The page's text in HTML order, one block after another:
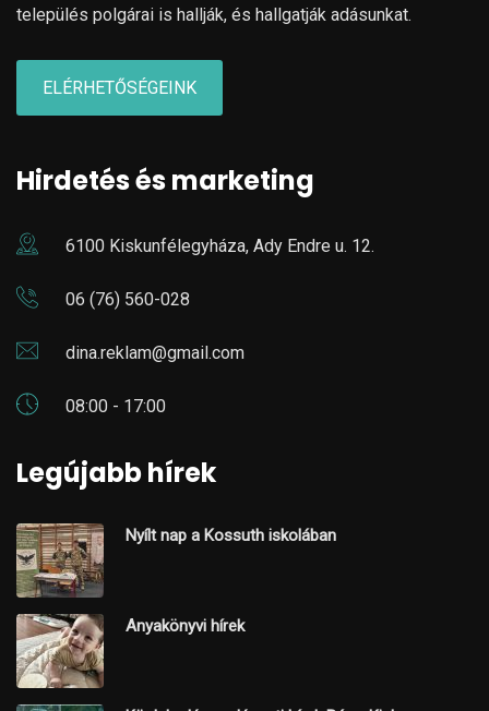
település polgárai is hallják, és hallgatják adásunkat.
ELÉRHETŐSÉGEINK
Hirdetés és marketing
6100 Kiskunfélegyháza, Ady Endre u. 12.
06 (76) 560-028
dina.reklam@gmail.com
08:00 - 17:00
Legújabb hírek
Nyílt nap a Kossuth iskolában
Anyakönyvi hírek